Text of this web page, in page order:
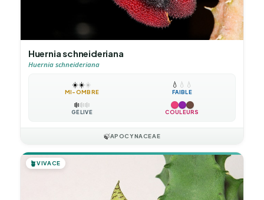
Huernia schneideriana
Huernia schneideriana
☀️☀️☀️
MI-OMBRE
💧 💧 💧
FAIBLE
❄️❄️❄️
GÉLIVE COULEURS
🍃APOCYNACEAE
🪴VIVACE